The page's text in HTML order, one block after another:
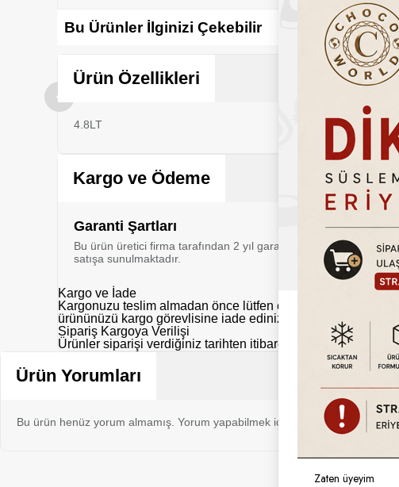
Bu Ürünler İlginizi Çekebilir
Ürün Özellikleri
4.8LT
Kargo ve Ödeme
Garanti Şartları
Bu ürün üretici firma tarafından 2 yıl garanti kapsamı
satışa sunulmaktadır.
Kargo ve İade
Kargonuzu teslim almadan önce lütfen eksik, hasarlı ya da
ürününüzü kargo görevlisine iade ediniz.
Sipariş Kargoya Verilişi
Ürünler siparişi verdiğiniz tarihten itibaren aksi
Ürün Yorumları
Bu ürün henüz yorum almamış. Yorum yapabilmek için bu ürünü satın
Zaten üyeyim